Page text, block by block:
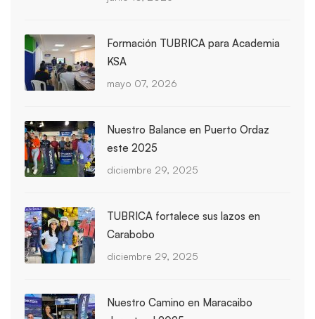
Formación TUBRICA para Academia
KSA
mayo 07, 2026
Nuestro Balance en Puerto Ordaz
este 2025
diciembre 29, 2025
TUBRICA fortalece sus lazos en
Carabobo
diciembre 29, 2025
Nuestro Camino en Maracaibo